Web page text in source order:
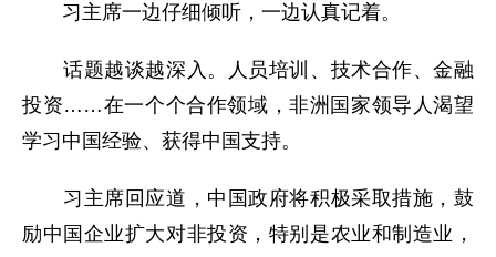
习主席一边仔细倾听，一边认真记着。
话题越谈越深入。人员培训、技术合作、金融
投资……在一个个合作领域，非洲国家领导人渴望
学习中国经验、获得中国支持。
习主席回应道，中国政府将积极采取措施，鼓
励中国企业扩大对非投资，特别是农业和制造业，